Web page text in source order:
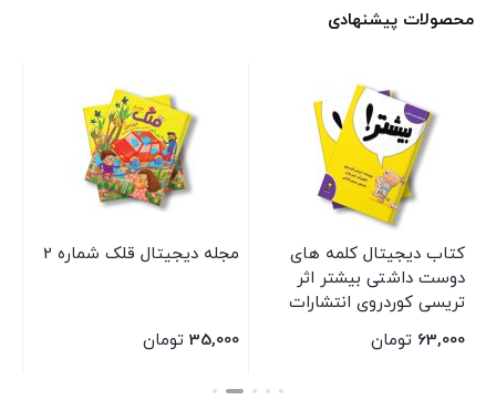
محصولات پیشنهادی
کتاب دیجیتال کلمه های
دوست داشتی بیشتر اثر
تریسی کوردروی انتشارات
سیمای شرق
63,000 تومان
مجله دیجیتال قلک شماره 2
35,000 تومان
بستن